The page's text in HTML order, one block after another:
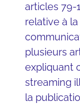
articles 79-
relative à
plusieurs
expliquant
streaming
la